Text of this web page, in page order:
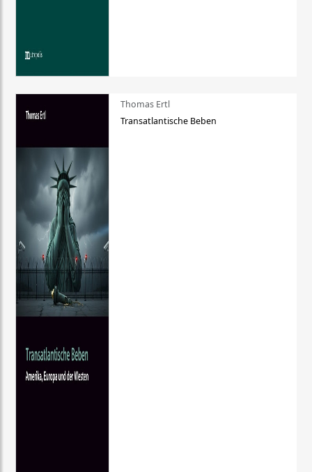
Thomas Ertl
Transatlantische Beben